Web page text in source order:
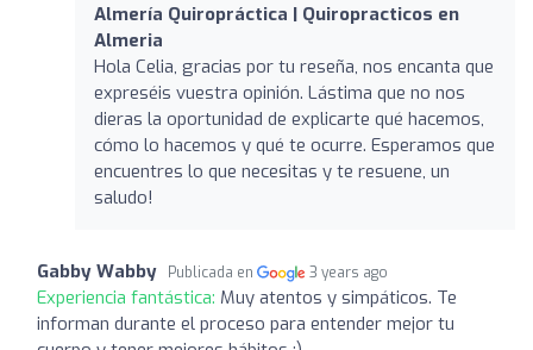
Almería Quiropráctica | Quiropracticos en
Almeria
Hola Celia, gracias por tu reseña, nos encanta que
expreséis vuestra opinión. Lástima que no nos
dieras la oportunidad de explicarte qué hacemos,
cómo lo hacemos y qué te ocurre. Esperamos que
encuentres lo que necesitas y te resuene, un
saludo!
Gabby Wabby Publicada en 3 years ago
Experiencia fantástica: Muy atentos y simpáticos. Te
informan durante el proceso para entender mejor tu